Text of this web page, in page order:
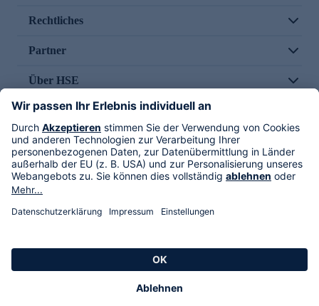
Rechtliches
Partner
Über HSE
Im TV
HSE International